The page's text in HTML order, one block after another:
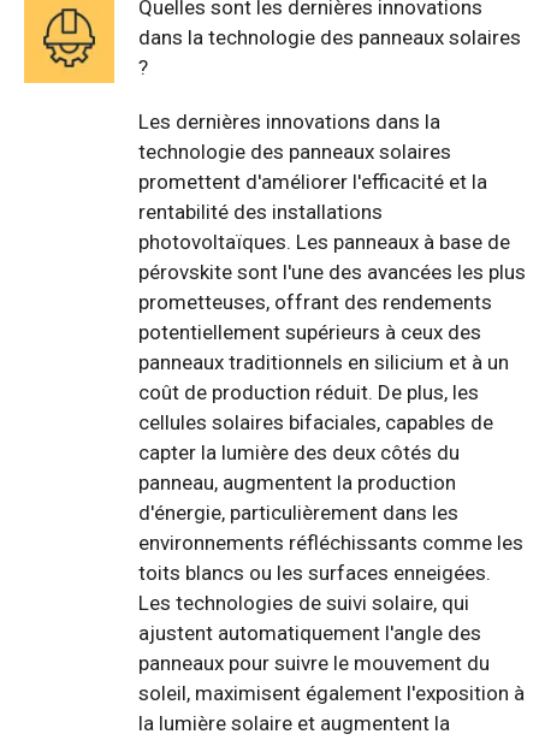
Quelles sont les dernières innovations
dans la technologie des panneaux solaires
?
Les dernières innovations dans la
technologie des panneaux solaires
promettent d'améliorer l'efficacité et la
rentabilité des installations
photovoltaïques. Les panneaux à base de
pérovskite sont l'une des avancées les plus
prometteuses, offrant des rendements
potentiellement supérieurs à ceux des
panneaux traditionnels en silicium et à un
coût de production réduit. De plus, les
cellules solaires bifaciales, capables de
capter la lumière des deux côtés du
panneau, augmentent la production
d'énergie, particulièrement dans les
environnements réfléchissants comme les
toits blancs ou les surfaces enneigées.
Les technologies de suivi solaire, qui
ajustent automatiquement l'angle des
panneaux pour suivre le mouvement du
soleil, maximisent également l'exposition à
la lumière solaire et augmentent la